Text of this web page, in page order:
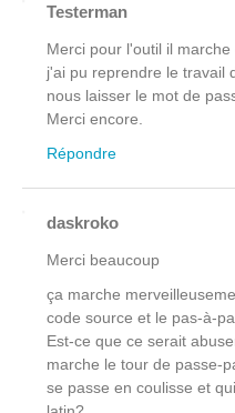
Testerman
Merci pour l'outil il
j'ai pu reprendre le travail
nous laisser le mot de
Merci encore.
Répondre
daskroko
Merci beaucoup
ça marche
code source et le pas-à-
Est-ce que ce serait
marche le tour de passe-
se passe en coulisse et